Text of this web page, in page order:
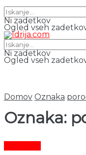
Ni zadetkov
Ogled vseh
Ni zadetkov
Ogled vseh
Domov Oznaka
Oznaka: